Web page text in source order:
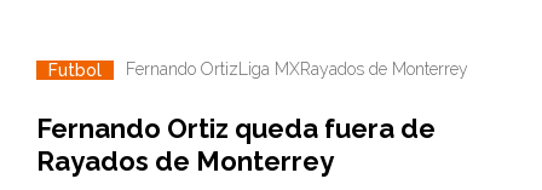
Futbol Fernando Ortiz Liga MXRayados de Monterrey
Fernando Ortiz queda fuera de
Rayados de Monterrey